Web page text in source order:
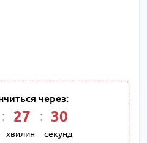
через:
27
хвилин
30
секунд